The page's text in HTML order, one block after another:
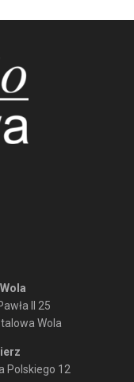
II 25
Wola
Polskiego 12